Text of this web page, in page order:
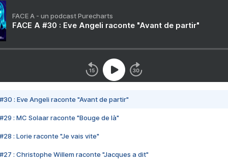
FACE A - un podcast Purecharts
FACE A #30 : Eve Angeli raconte "Avant de partir"
#30 : Eve Angeli raconte "Avant de partir"
#29 : MC Solaar raconte "Bouge de là"
#28 : Lorie raconte "Je vais vite"
#27 : Christophe Willem raconte "Jacques a dit"